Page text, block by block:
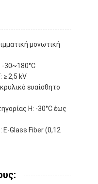
μονωτική
-30~180°C
≥ 2,5 kV
ευαίσθητο
H: -30°C έως
E-Glass Fiber (0,12